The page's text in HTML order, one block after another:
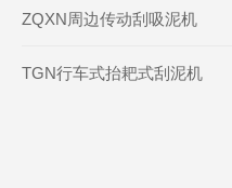
ZQXN周边传动刮吸泥机
TGN行车式抬耙式刮泥机